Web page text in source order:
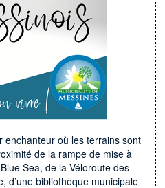
enchanteur où les terrains sont
de la rampe de mise à
Sea, de la Véloroute des
d’une bibliothèque municipale